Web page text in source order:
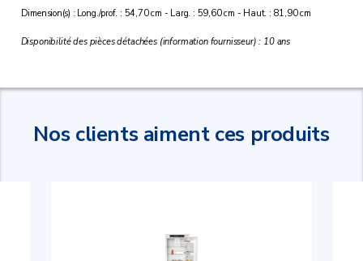
Dimension(s) : Long./prof. : 54,70 cm - Larg. : 59,60 cm - Haut. : 81,90 cm
Disponibilité des pièces détachées (information fournisseur) : 10 ans
Nos clients aiment ces produits